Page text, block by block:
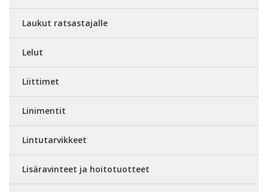
Laukut ratsastajalle
Lelut
Liittimet
Linimentit
Lintutarvikkeet
Lisäravinteet ja hoitotuotteet